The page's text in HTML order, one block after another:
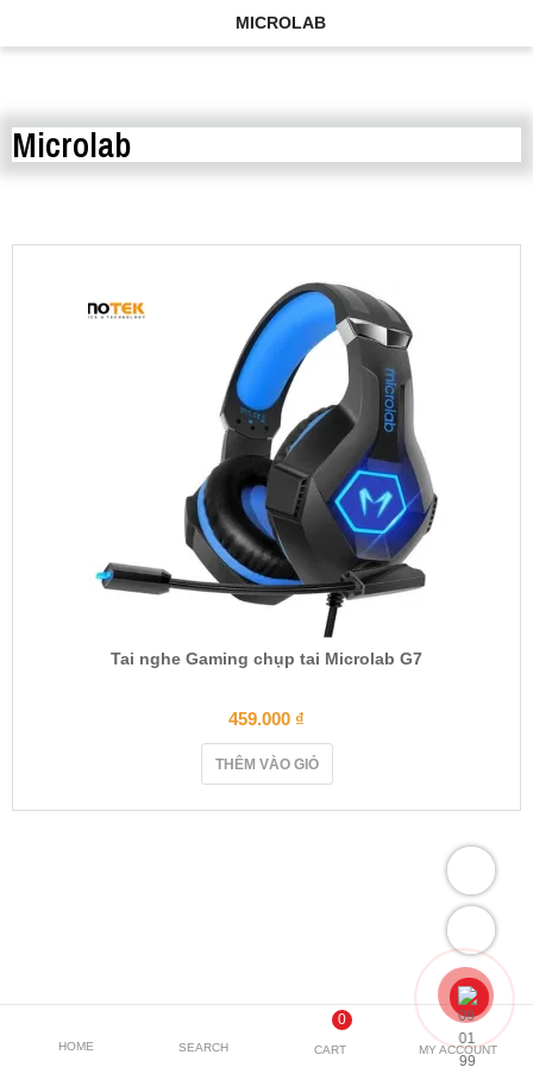
MICROLAB
Microlab
Tai nghe Gaming chụp tai Microlab G7
459.000 ₫
THÊM VÀO GIỎ
HOME SEARCH
0
CART MY ACCOUNT